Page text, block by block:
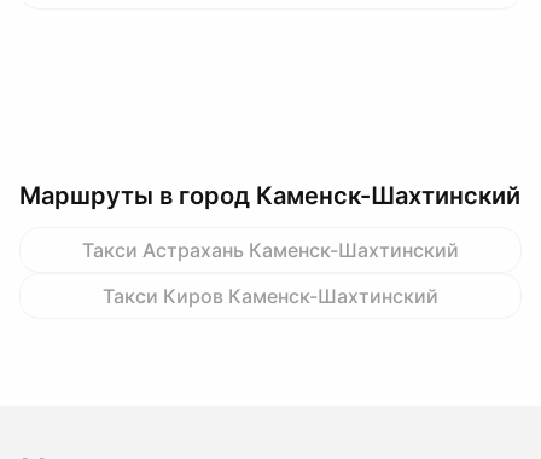
Маршруты в город Каменск-Шахтинский
Такси Астрахань Каменск-Шахтинский
Такси Киров Каменск-Шахтинский